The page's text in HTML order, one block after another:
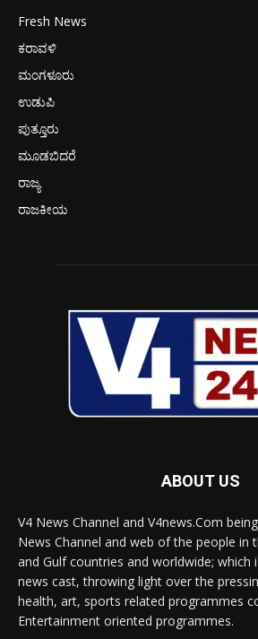
Fresh News
ಕರಾವಳಿ
ಮಂಗಳೂರು
ಉಡುಪಿ
ಪುತ್ತೂರು
ಮೂಡಬಿದರೆ
ರಾಜ್ಯ
ರಾಜಕೀಯ
ABOUT US
V4 News Channel and V4news.Com
News Channel and web of the people in
and Gulf countries and worldwide; which
news cast, throwing light over the
health, art, sports related programmes
Entertainment oriented programmes.